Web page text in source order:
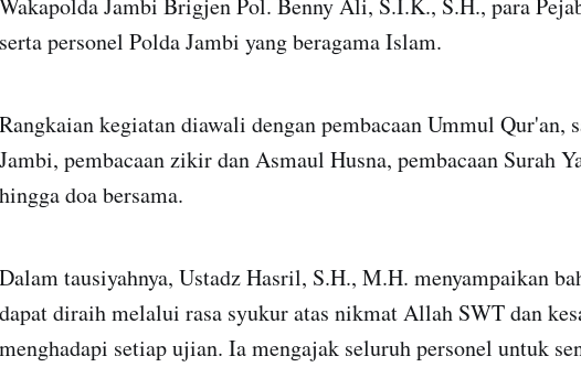
Wakapolda Jambi Brigjen Pol. Benny Ali, S.I.K., S.H., para
serta personel Polda Jambi yang beragama Islam.
Rangkaian kegiatan diawali dengan pembacaan Ummul Qur'an,
Jambi, pembacaan zikir dan Asmaul Husna, pembacaan Surah
hingga doa bersama.
Dalam tausiyahnya, Ustadz Hasril, S.H., M.H. menyampaikan
dapat diraih melalui rasa syukur atas nikmat Allah SWT dan
menghadapi setiap ujian. Ia mengajak seluruh personel untuk